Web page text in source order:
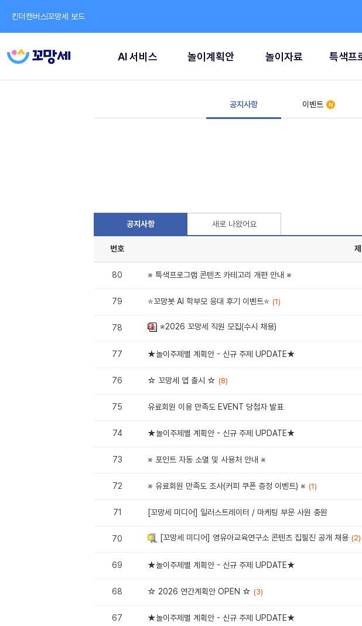
킨더캔버스꼬망세 보드
AI 서비스 놀이계획안 놀이자료 특색프
공지사항 이벤트
공지사항 새로 나왔어요
번호
80 ※ 특색프로그램 콘텐츠 카테고리 개편 안내 ※
79 ⭐꼬망봇 AI 학부모 응대 후기 이벤트⭐ (1)
78 ※2026 꼬망세 직원 모집(수시 채용)
77 ★놀이주제별 계획안 - 신규 주제 UPDATE★
76 ☆ 꼬망세 앱 출시 ☆ (8)
75 유료회원 이용 만족도 EVENT 당첨자 발표
74 ★놀이주제별 계획안 - 신규 주제 UPDATE★
73 ※ 포인트 자동 소멸 및 사용처 안내 ※
72 ※ 유료회원 만족도 조사(커피 쿠폰 증정 이벤트) ※ (1)
71 [꼬망세 미디어] 일러스트레이터 / 마케팅 부문 사원 충원
70 [꼬망세 미디어] 영유아교육연구소 콘텐츠 집필진 공개 채용 (2)
69 ★놀이주제별 계획안 - 신규 주제 UPDATE★
68 ☆ 2026 연간계획안 OPEN ☆ (3)
67 ★놀이주제별 계획안 - 신규 주제 UPDATE★